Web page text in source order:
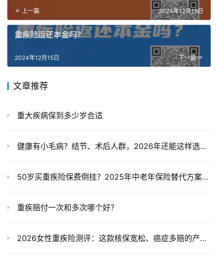
上一篇 2024年12月15日
重疾险返还本金吗？
下一篇
2024年12月15日
文章推荐
重大疾病保到多少岁合适
健康有小毛病？结节、术后人群，2026年还能这样选重疾险！
50岁买重疾险保费倒挂？2025年中老年保险替代方案全解析
重疾赔付一次和多次哪个好？
2026女性重疾险测评：这款核保宽松、癌症多赔的产品值得入手吗？